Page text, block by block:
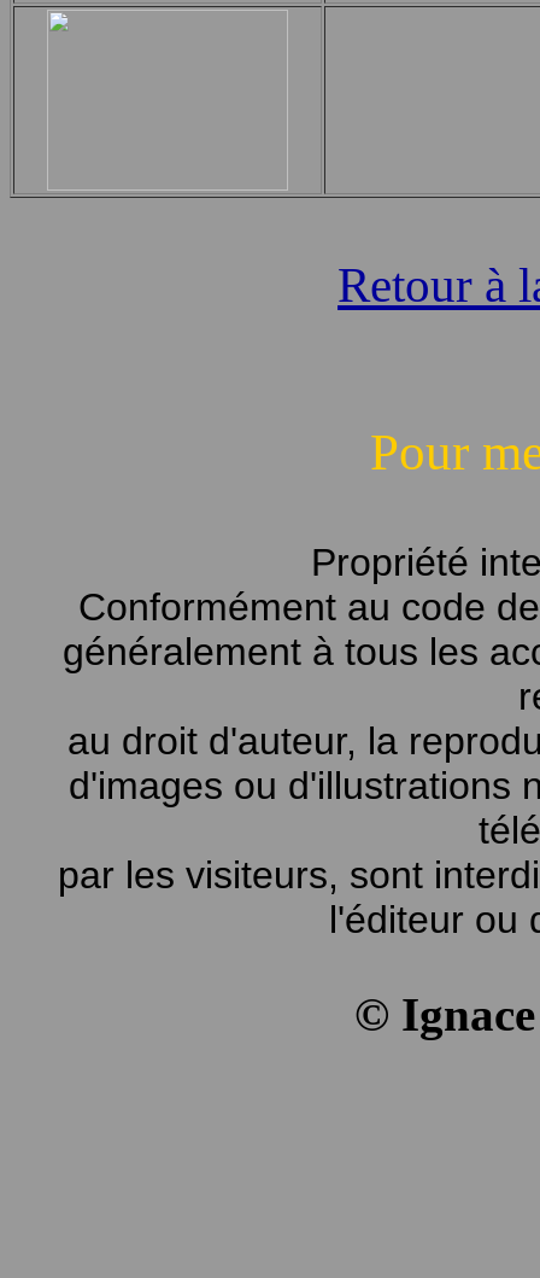
Retour à
Pour
Propriété
Conformément au code
généralement à tous les
au droit d'auteur, la
d'images ou d'illustrations
par les visiteurs, sont
l'éditeur ou
©